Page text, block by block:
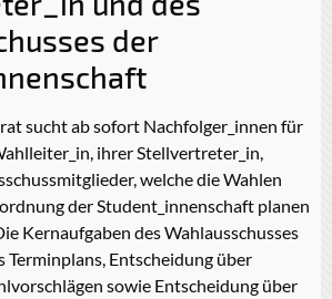
der
sucht ab sofort Nachfolger_innen für
ihrer Stellvertreter_in,
welche die Wahlen
der Student_innenschaft planen
Kernaufgaben des Wahlausschusses
Terminplans, Entscheidung über
sowie Entscheidung über